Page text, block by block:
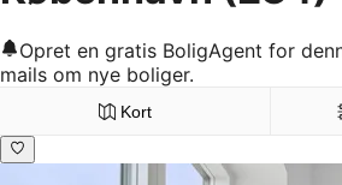
Opret en gratis BoligAgent for
mails om nye boliger.
Kort